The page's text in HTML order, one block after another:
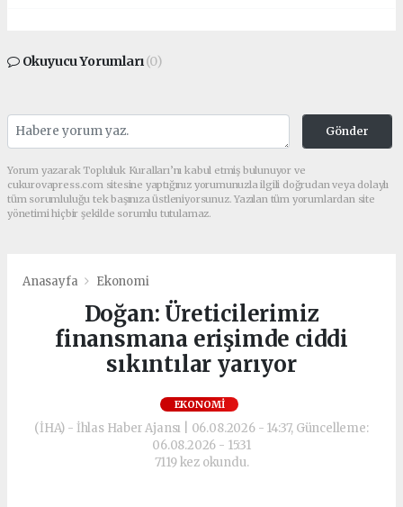
Okuyucu Yorumları(0)
Gönder
Yorum yazarak Topluluk Kuralları’nı kabul etmiş bulunuyor ve
cukurovapress.com sitesine yaptığınız yorumunuzla ilgili doğrudan veya dolaylı
tüm sorumluluğu tek başınıza üstleniyorsunuz. Yazılan tüm yorumlardan site
yönetimi hiçbir şekilde sorumlu tutulamaz.
Anasayfa Ekonomi
Doğan: Üreticilerimiz
finansmana erişimde ciddi
sıkıntılar yarıyor
EKONOMI
(İHA) - İhlas Haber Ajansı | 06.08.2026 - 14:37, Güncelleme:
06.08.2026 - 15:31
7119 kez okundu.